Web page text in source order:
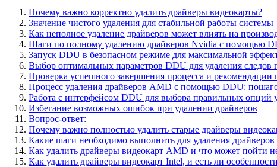
Почему важно корректно удалить драйверы видеокарты?
Значение чистого удаления для стабильной работы системы
Как неполное удаление драйверов может влиять на
Шаги по полному удалению драйверов Nvidia с помощью
Запуск DDU в безопасном режиме для максимальной
Выбор оптимальных параметров DDU для удаления следов
Проверка успешного завершения процесса и рекомендации
Процесс удаления драйверов AMD с помощью DDU:
Работа с интерфейсом DDU для выбора правильных опций
Избегание возможных ошибок при удалении драйверов
Вопрос-ответ:
Почему важно полностью удалить старые драйверы
Какие шаги необходимо выполнить для удаления
Как удалить драйверы видеокарт AMD и что может пойти
Как удалить драйверы видеокарт Intel, и есть ли